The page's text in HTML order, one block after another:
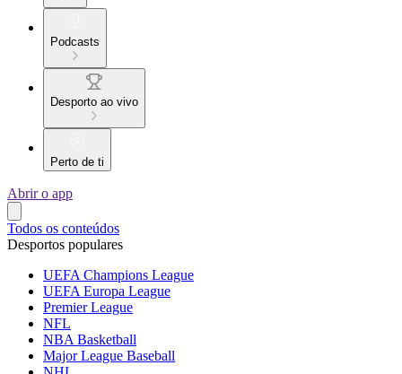
Podcasts
Desporto ao vivo
Perto de ti
Abrir o app
Todos os conteúdos
Desportos populares
UEFA Champions League
UEFA Europa League
Premier League
NFL
NBA Basketball
Major League Baseball